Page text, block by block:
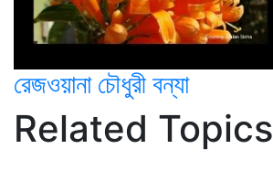
রেজওয়ানা চৌধুরী বন্যা
Related Topics